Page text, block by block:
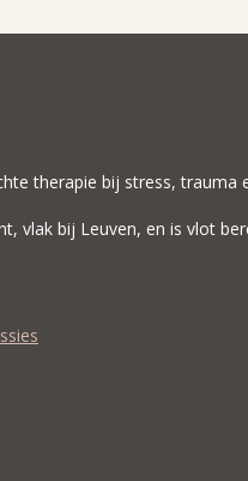
therapie bij stress, trauma
vlak bij Leuven, en is vlot